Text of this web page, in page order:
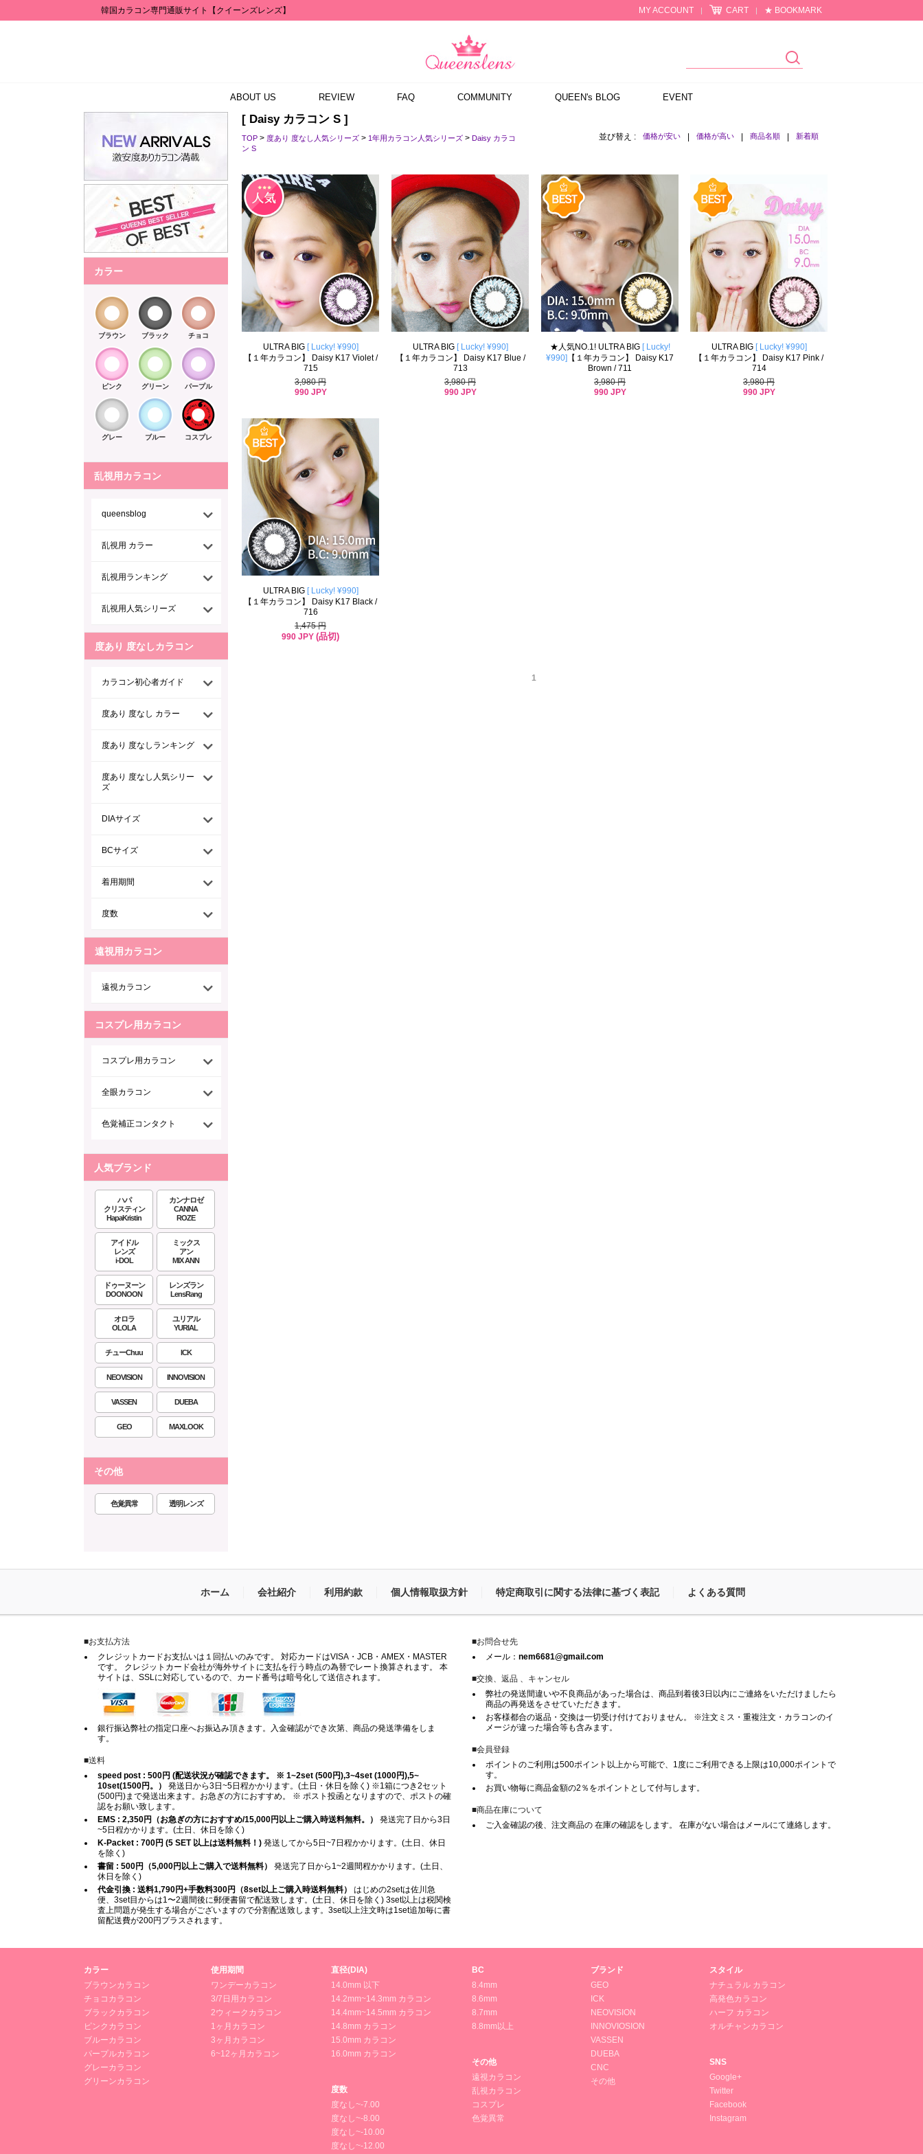
韓国カラコン専門通販サイト【クイーンズレンズ】 MY ACCOUNT | CART | ★ BOOKMARK
ABOUT US REVIEW FAQ COMMUNITY QUEEN's BLOG EVENT
カラー
ブラウン ブラック チョコ
ピンク グリーン パープル
グレー ブルー コスプレ
乱視用カラコン
queensblog
乱視用 カラー
乱視用ランキング
乱視用人気シリーズ
度あり 度なしカラコン
カラコン初心者ガイド
度あり 度なし カラー
度あり 度なしランキング
度あり 度なし人気シリー
ズ
DIAサイズ
BCサイズ
着用期間
度数
遠視用カラコン
遠視カラコン
コスプレ用カラコン
コスプレ用カラコン
全眼カラコン
色覚補正コンタクト
人気ブランド
ハパ
クリスティン
HapaKristin
カンナロゼ
CANNA
ROZE
アイドル
レンズ
i-DOL
ミックス
アン
MIX ANN
ドゥーヌーン
DOONOON
レンズラン
LensRang
オロラ
OLOLA
ユリアル
YURIAL
チューChuu ICK
NEOVISION INNOVISION
VASSEN DUEBA
GEO MAXLOOK
その他
色覚異常 透明レンズ
[ Daisy カラコン S ]
TOP > 度あり 度なし人気シリーズ > 1年用カラコン人気シリーズ > Daisy カラコ
ン S
並び替え : 価格が安い 価格が高い 商品名順 新着順
ULTRA BIG [ Lucky! ¥990]
【１年カラコン】 Daisy K17 Violet /
715
3,980 円
990 JPY
ULTRA BIG [ Lucky! ¥990]
【１年カラコン】 Daisy K17 Blue /
713
3,980 円
990 JPY
★人気NO.1! ULTRA BIG [ Lucky!
¥990] 【１年カラコン】 Daisy K17
Brown / 711
3,980 円
990 JPY
ULTRA BIG[ Lucky! ¥990]
【１年カラコン】 Daisy K17 Pink /
714
3,980 円
990 JPY
ULTRA BIG[ Lucky! ¥990]
【１年カラコン】 Daisy K17 Black /
716
1,475 円
990 JPY (品切)
1
ホーム 会社紹介 利用約款 個人情報取扱方針 特定商取引に関する法律に基づく表記 よくある質問
■お支払方法
クレジットカードお支払いは１回払いのみです。 対応カードはVISA・JCB・AMEX・MASTER
です。 クレジットカード会社が海外サイトに支払を行う時点の為替でレート換算されます。 本
サイトは、SSLに対応しているので、カード番号は暗号化して送信されます。
銀行振込弊社の指定口座へお振込み頂きます。入金確認ができ次第、商品の発送準備をしま
す。
■送料
speed post : 500円 (配送状況が確認できます。 ※ 1~2set (500円),3~4set (1000円),5~
10set(1500円。）
発送日から3日~5日程かかります。(土日・休日を除く) ※1箱につき2セット
(500円)まで発送出来ます。お急ぎの方におすすめ。 ※ ポスト投函となりますので、ポストの確
認をお願い致します。
EMS : 2,350円（お急ぎの方におすすめ/15,000円以上ご購入時送料無料。）
発送完了日から3日
~5日程かかります。(土日、休日を除く)
K-Packet : 700円 (5 SET 以上は送料無料！) 発送してから5日~7日程かかります。(土日、休日
を除く)
書留 : 500円（5,000円以上ご購入で送料無料）
発送完了日から1~2週間程かかります。(土日、
休日を除く)
代金引換 : 送料1,790円+手数料300円（8set以上ご購入時送料無料）
はじめの2setは佐川急
便、3set目からは1〜2週間後に郵便書留で配送致します。(土日、休日を除く) 3set以上は税関検
査上問題が発生する場合がございますので分割配送致します。3set以上注文時は1set追加毎に書
留配送費が200円プラスされます。
■お問合せ先
メール： nem6681@gmail.com
■交換、返品 、キャンセル
弊社の発送間違いや不良商品があった場合は、商品到着後3日以内にご連絡をいただけましたら
商品の再発送をさせていただきます。
お客様都合の返品・交換は一切受け付けておりません。 ※注文ミス・重複注文・カラコンのイ
メージが違った場合等も含みます。
■会員登録
ポイントのご利用は500ポイント以上から可能で、1度にご利用できる上限は10,000ポイントで
す。
お買い物毎に商品金額の2％をポイントとして付与します。
■商品在庫について
ご入金確認の後、注文商品の 在庫の確認をします。 在庫がない場合はメールにて連絡します。
カラー
ブラウンカラコン
チョコカラコン
ブラックカラコン
ピンクカラコン
ブルーカラコン
パープルカラコン
グレーカラコン
グリーンカラコン
使用期間
ワンデーカラコン
3/7日用カラコン
2ウィークカラコン
1ヶ月カラコン
3ヶ月カラコン
6~12ヶ月カラコン
直径(DIA)
14.0mm 以下
14.2mm~14.3mm カラコン
14.4mm~14.5mm カラコン
14.8mm カラコン
15.0mm カラコン
16.0mm カラコン
度数
度なし~-7.00
度なし~-8.00
度なし~-10.00
度なし~-12.00
BC
8.4mm
8.6mm
8.7mm
8.8mm以上
その他
遠視カラコン
乱視カラコン
コスプレ
色覚異常
ブランド
GEO
ICK
NEOVISION
INNOVIOSION
VASSEN
DUEBA
CNC
その他
スタイル
ナチュラル カラコン
高発色カラコン
ハーフ カラコン
オルチャンカラコン
SNS
Google+
Twitter
Facebook
Instagram